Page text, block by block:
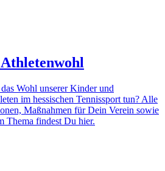
Wohl unserer Kinder und
im hessischen Tennissport tun? Alle
Maßnahmen für Dein Verein sowie
Thema findest Du hier.